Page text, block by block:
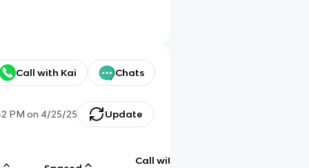
Call with Kai Chats
PM on 4/25/25 Update
Call with